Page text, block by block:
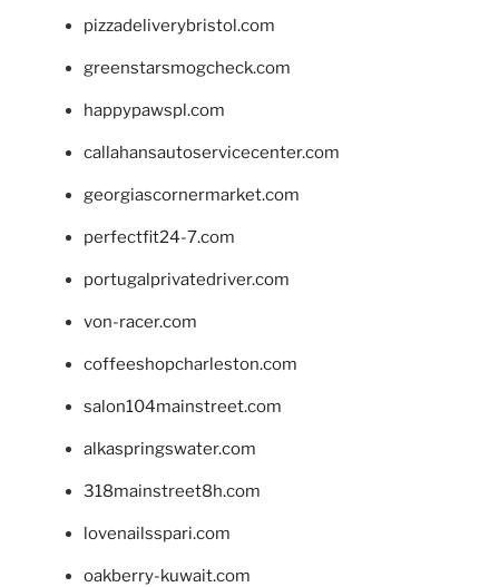
pizzadeliverybristol.com
greenstarsmogcheck.com
happypawspl.com
callahansautoservicecenter.com
georgiascornermarket.com
perfectfit24-7.com
portugalprivatedriver.com
von-racer.com
coffeeshopcharleston.com
salon104mainstreet.com
alkaspringswater.com
318mainstreet8h.com
lovenailsspari.com
oakberry-kuwait.com